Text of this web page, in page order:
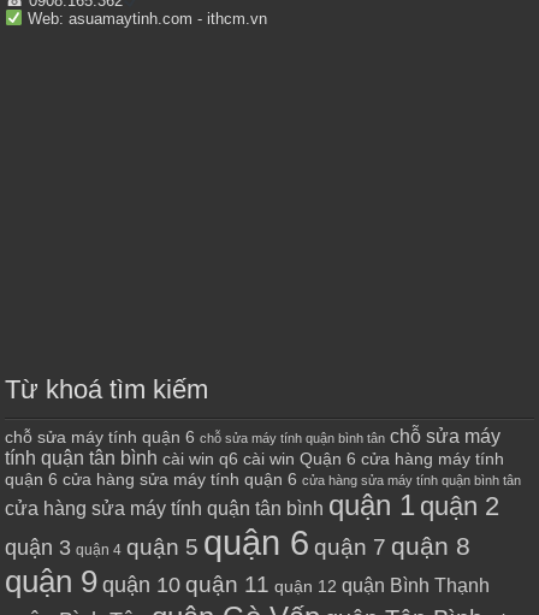
Web: asuamaytinh.com - ithcm.vn
Từ khoá tìm kiếm
chỗ sửa máy tính quận 6 chỗ sửa máy tính quận bình tân chỗ sửa máy
tính quận tân bình cài win q6 cài win Quận 6 cửa hàng máy tính
quận 6 cửa hàng sửa máy tính quận 6 cửa hàng sửa máy tính quận bình tân
cửa hàng sửa máy tính quận tân bình quận 1 quận 2
quận 3 quận 4 quận 5 quận 6 quận 7 quận 8
quận 9 quận 10 quận 11 quận 12 quận Bình Thạnh